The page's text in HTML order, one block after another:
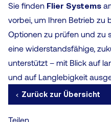
Sie finden Flier Systems
vorbei, um Ihren Betrieb zu
Optionen zu prüfen und zu
eine widerstandsfähige,
unterstützt – mit Blick auf
und auf Langlebigkeit
Zurück zur Übersicht
Teilen